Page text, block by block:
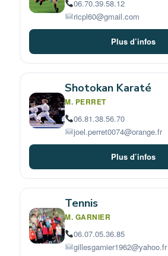
06.70.39.58.12
ricpl60@gmail.com
Plus d’infos
Shotokan Karaté
M. PERRET
06.81.38.56.70
joel.perret0074@orange.fr
Plus d’infos
Tennis
M. GARNIER
06.07.05.36.85
gillesgarnier1962@yahoo.fr